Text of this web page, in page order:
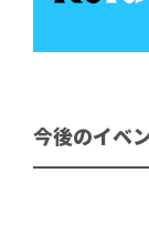
今後のイベ